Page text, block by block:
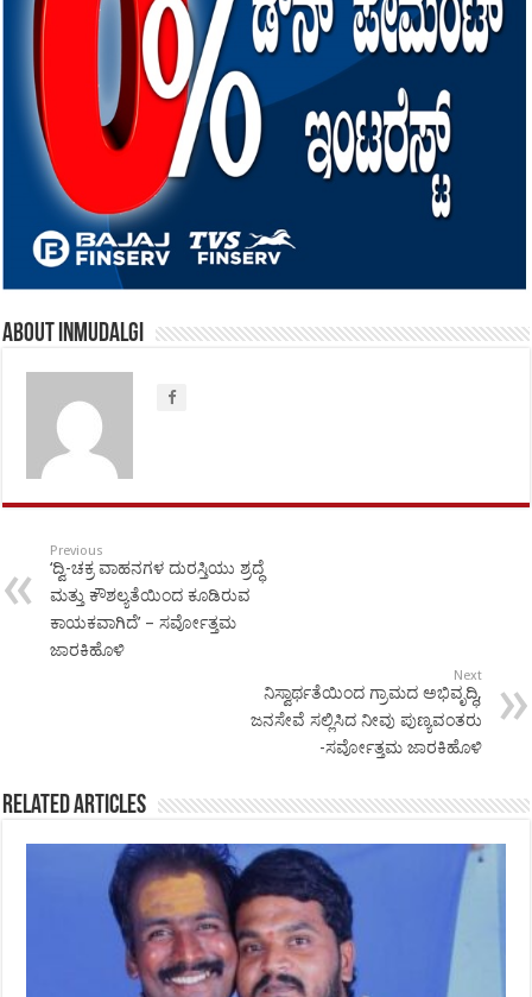
About inmudalgi
Previous
‘ದ್ವಿ-ಚಕ್ರ ವಾಹನಗಳ ದುರಸ್ತಿಯು ಶ್ರದ್ಧೆ
ಮತ್ತು ಕೌಶಲ್ಯತೆಯಿಂದ ಕೂಡಿರುವ
ಕಾಯಕವಾಗಿದೆ’ – ಸರ್ವೋತ್ತಮ
ಜಾರಕಿಹೊಳಿ
Next
ನಿಸ್ವಾರ್ಥತೆಯಿಂದ ಗ್ರಾಮದ ಅಭಿವೃದ್ಧಿ,
ಜನಸೇವೆ ಸಲ್ಲಿಸಿದ ನೀವು ಪುಣ್ಯವಂತರು
-ಸರ್ವೋತ್ತಮ ಜಾರಕಿಹೊಳಿ
Related Articles